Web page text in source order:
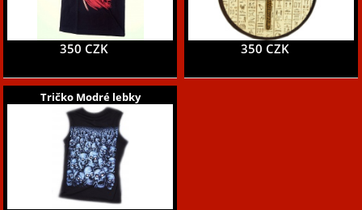
350 CZK 350 CZK
Tričko Modré lebky